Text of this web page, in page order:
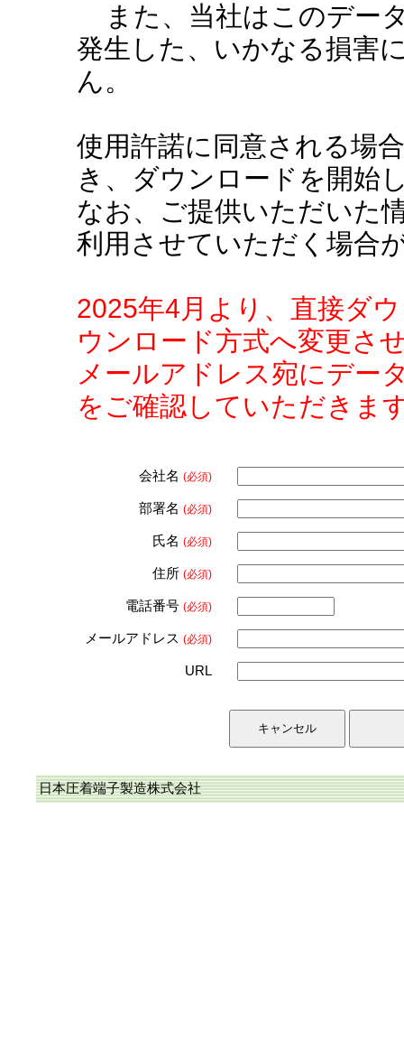
また、当社はこのデー
発生した、いかなる損害
ん。
使用許諾に同意される場
き、ダウンロードを開始
なお、ご提供いただいた
利用させていただく場合
2025年4月より、直接ダ
ウンロード方式へ変更さ
メールアドレス宛にデー
をご確認していただきま
会社名 (必須)
部署名 (必須)
氏名 (必須)
住所 (必須)
電話番号 (必須)
メールアドレス (必須)
URL
日本圧着端子製造株式会社